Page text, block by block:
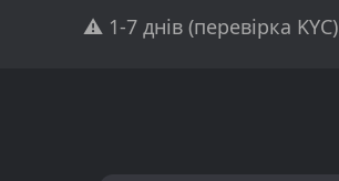
⚠️ 1-7 днів (перевірка KYC)